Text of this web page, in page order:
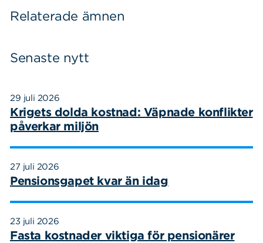
Relaterade ämnen
Senaste nytt
29 juli 2026
Krigets dolda kostnad: Väpnade konflikter
påverkar miljön
27 juli 2026
Pensionsgapet kvar än idag
23 juli 2026
Fasta kostnader viktiga för pensionärer